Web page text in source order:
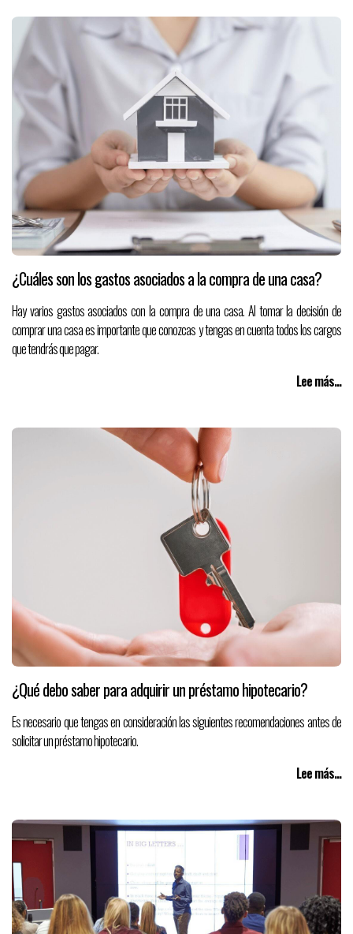
¿Cuáles son los gastos asociados a la compra de una casa?
Hay varios gastos asociados con la compra de una casa. Al tomar la decisión de
comprar una casa es importante que conozcas y tengas en cuenta todos los cargos
que tendrás que pagar.
Lee más...
¿Qué debo saber para adquirir un préstamo hipotecario?
Es necesario que tengas en consideración las siguientes recomendaciones antes de
solicitar un préstamo hipotecario.
Lee más...